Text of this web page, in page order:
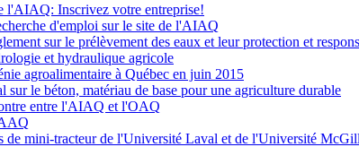
l'AIAQ: Inscrivez votre entreprise!
d'emploi sur le site de l'AIAQ
sur le prélèvement des eaux et leur protection et
et hydraulique agricole
agroalimentaire à Québec en juin 2015
sur le béton, matériau de base pour une agriculture durable
entre l'AIAQ et l'OAQ
de mini-tracteur de l'Université Laval et de l'Université